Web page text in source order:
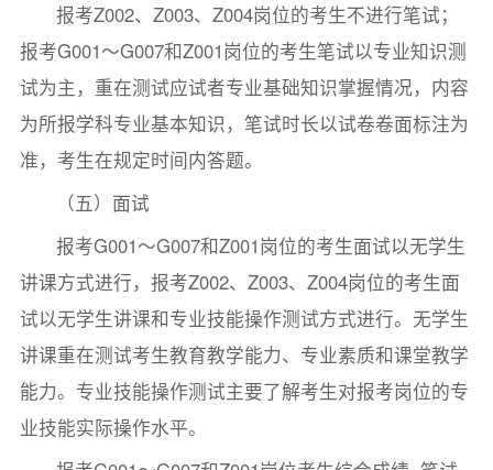
报考Z002、Z003、Z004岗位的考生不进行笔试；
报考G001～G007和Z001岗位的考生笔试以专业知识测
试为主，重在测试应试者专业基础知识掌握情况，内容
为所报学科专业基本知识，笔试时长以试卷卷面标注为
准，考生在规定时间内答题。
（五）面试
报考G001～G007和Z001岗位的考生面试以无学生
讲课方式进行，报考Z002、Z003、Z004岗位的考生面
试以无学生讲课和专业技能操作测试方式进行。无学生
讲课重在测试考生教育教学能力、专业素质和课堂教学
能力。专业技能操作测试主要了解考生对报考岗位的专
业技能实际操作水平。